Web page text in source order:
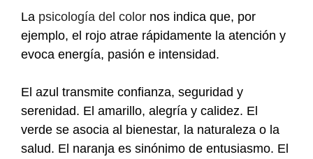
La psicología del color nos indica que, por
ejemplo, el rojo atrae rápidamente la atención y
evoca energía, pasión e intensidad.
El azul transmite confianza, seguridad y
serenidad. El amarillo, alegría y calidez. El
verde se asocia al bienestar, la naturaleza o la
salud. El naranja es sinónimo de entusiasmo. El